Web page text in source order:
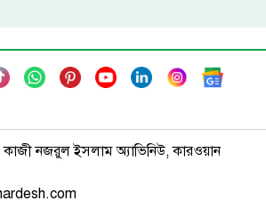
কাজী নজরুল ইসলাম অ্যাভিনিউ, কারওয়ান